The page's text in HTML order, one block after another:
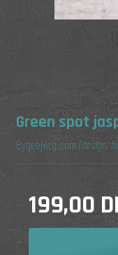
Green spot
Bygebjerg.com(design,
199,00